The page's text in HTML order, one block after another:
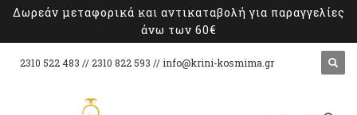
Δωρεάν μεταφορικά και αντικαταβολή για παραγγελίες
άνω των 60€
2310 522 483 // 2310 822 593 // info@krini-kosmima.gr